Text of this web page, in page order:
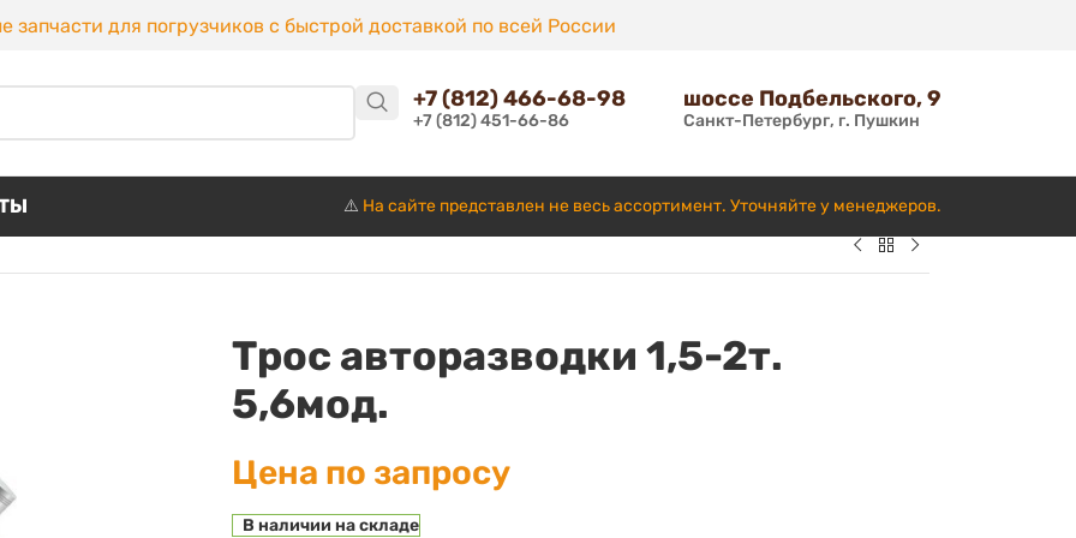
запчасти для погрузчиков с быстрой доставкой по всей России
+7 (812) 466-68-98
+7 (812) 451-66-86
шоссе Подбельского, 9
Санкт-Петербург, г. Пушкин
⚠️ На сайте представлен не весь ассортимент. Уточняйте у менеджеров.
Трос авторазводки 1,5-2т.
5,6мод.
Цена по запросу
В наличии на складе